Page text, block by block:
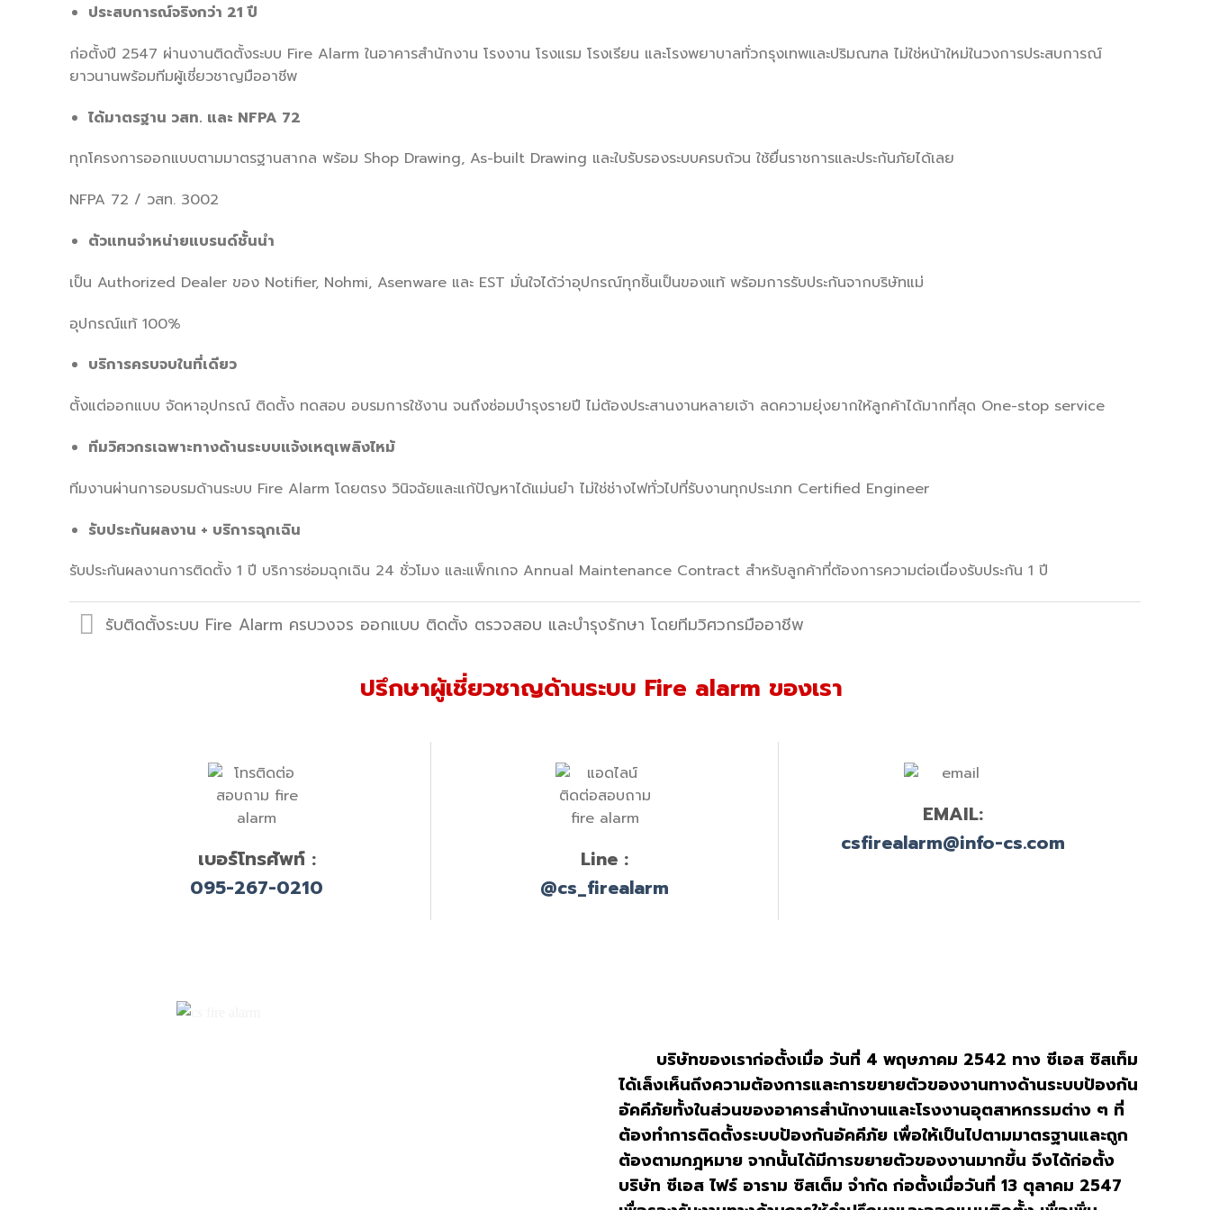
ประสบการณ์จริงกว่า 21 ปี
ก่อตั้งปี 2547 ผ่านงานติดตั้งระบบ Fire Alarm ในอาคารสำนักงาน โรงงาน โรงแรม โรงเรียน และโรงพยาบาลทั่วกรุงเทพและปริมณฑล ไม่ใช่หน้าใหม่ในวงการประสบการณ์
ยาวนานพร้อมทีมผู้เชี่ยวชาญมืออาชีพ
ได้มาตรฐาน วสท. และ NFPA 72
ทุกโครงการออกแบบตามมาตรฐานสากล พร้อม Shop Drawing, As-built Drawing และใบรับรองระบบครบถ้วน ใช้ยื่นราชการและประกันภัยได้เลย
NFPA 72 / วสท. 3002
ตัวแทนจำหน่ายแบรนด์ชั้นนำ
เป็น Authorized Dealer ของ Notifier, Nohmi, Asenware และ EST มั่นใจได้ว่าอุปกรณ์ทุกชิ้นเป็นของแท้ พร้อมการรับประกันจากบริษัทแม่
อุปกรณ์แท้ 100%
บริการครบจบในที่เดียว
ตั้งแต่ออกแบบ จัดหาอุปกรณ์ ติดตั้ง ทดสอบ อบรมการใช้งาน จนถึงซ่อมบำรุงรายปี ไม่ต้องประสานงานหลายเจ้า ลดความยุ่งยากให้ลูกค้าได้มากที่สุด One-stop service
ทีมวิศวกรเฉพาะทางด้านระบบแจ้งเหตุเพลิงไหม้
ทีมงานผ่านการอบรมด้านระบบ Fire Alarm โดยตรง วินิจฉัยและแก้ปัญหาได้แม่นยำ ไม่ใช่ช่างไฟทั่วไปที่รับงานทุกประเภท Certified Engineer
รับประกันผลงาน + บริการฉุกเฉิน
รับประกันผลงานการติดตั้ง 1 ปี บริการซ่อมฉุกเฉิน 24 ชั่วโมง และแพ็กเกจ Annual Maintenance Contract สำหรับลูกค้าที่ต้องการความต่อเนื่องรับประกัน 1 ปี
รับติดตั้งระบบ Fire Alarm ครบวงจร ออกแบบ ติดตั้ง ตรวจสอบ และบำรุงรักษา โดยทีมวิศวกรมืออาชีพ
ปรึกษาผู้เชี่ยวชาญด้านระบบ Fire alarm ของเรา
เบอร์โทรศัพท์ :
095-267-0210
Line :
@cs_firealarm
EMAIL:
csfirealarm@info-cs.com
บริษัทของเราก่อตั้งเมื่อ วันที่ 4 พฤษภาคม 2542 ทาง ซีเอส ซิสเท็ม
ได้เล็งเห็นถึงความต้องการและการขยายตัวของงานทางด้านระบบป้องกัน
อัคคีภัยทั้งในส่วนของอาคารสำนักงานและโรงงานอุตสาหกรรมต่าง ๆ ที่
ต้องทำการติดตั้งระบบป้องกันอัคคีภัย เพื่อให้เป็นไปตามมาตรฐานและถูก
ต้องตามกฎหมาย จากนั้นได้มีการขยายตัวของงานมากขึ้น จึงได้ก่อตั้ง
บริษัท ซีเอส ไฟร์ อาราม ซิสเต็ม จำกัด ก่อตั้งเมื่อวันที่ 13 ตุลาคม 2547